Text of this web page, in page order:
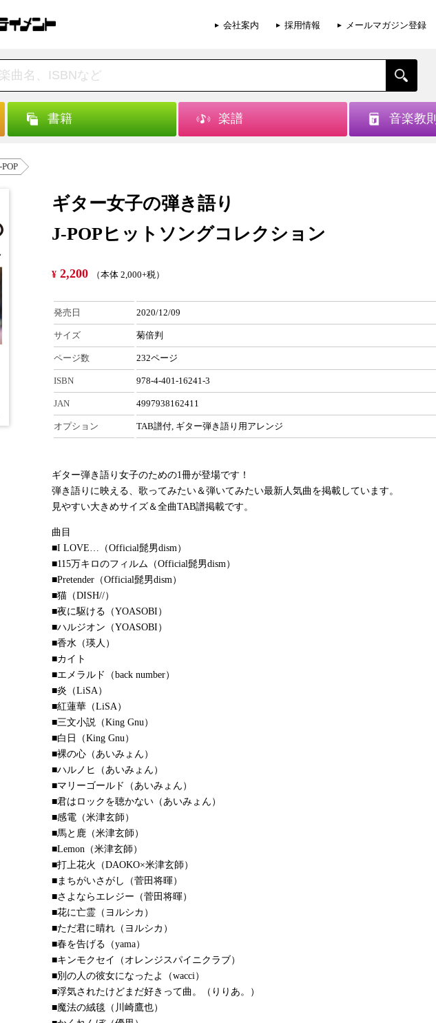
会社案内 採用情報 メールマガジン登録
書籍 楽譜 音楽教則
POP
ギター女子の弾き語り
J-POPヒットソングコレクション
¥ 2,200 （本体 2,000+税）
発売日 2020/12/09
サイズ 菊倍判
ページ数 232ページ
ISBN 978-4-401-16241-3
JAN 4997938162411
オプション TAB譜付, ギター弾き語り用アレンジ
ギター弾き語り女子のための1冊が登場です！
弾き語りに映える、歌ってみたい＆弾いてみたい最新人気曲を掲載しています。
見やすい大きめサイズ＆全曲TAB譜掲載です。
曲目
■I LOVE…（Official髭男dism）
■115万キロのフィルム（Official髭男dism）
■Pretender（Official髭男dism）
■猫（DISH//）
■夜に駆ける（YOASOBI）
■ハルジオン（YOASOBI）
■香水（瑛人）
■カイト
■エメラルド（back number）
■炎（LiSA）
■紅蓮華（LiSA）
■三文小説（King Gnu）
■白日（King Gnu）
■裸の心（あいみょん）
■ハルノヒ（あいみょん）
■マリーゴールド（あいみょん）
■君はロックを聴かない（あいみょん）
■感電（米津玄師）
■馬と鹿（米津玄師）
■Lemon（米津玄師）
■打上花火（DAOKO×米津玄師）
■まちがいさがし（菅田将暉）
■さよならエレジー（菅田将暉）
■花に亡霊（ヨルシカ）
■ただ君に晴れ（ヨルシカ）
■春を告げる（yama）
■キンモクセイ（オレンジスパイニクラブ）
■別の人の彼女になったよ（wacci）
■浮気されたけどまだ好きって曲。（りりあ。）
■魔法の絨毯（川崎鷹也）